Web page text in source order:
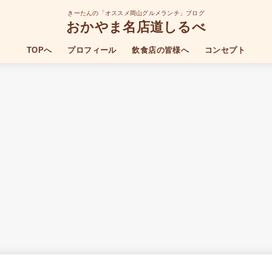
きーたんの「オススメ岡山グルメランチ」ブログ
おかやま名店道しるべ
TOPへ プロフィール 飲食店の皆様へ コンセプト